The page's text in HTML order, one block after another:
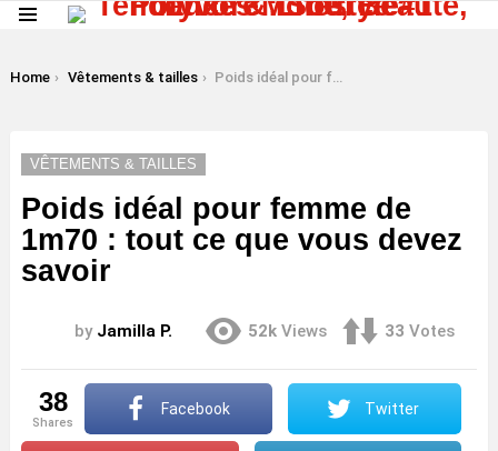
You are here:
Home Vêtements & tailles Poids idéal pour femme de 1m70 : tout ce que vous devez savoir
VÊTEMENTS & TAILLES
Poids idéal pour femme de
1m70 : tout ce que vous devez
savoir
by Jamilla P. 52k Views 33 Votes
38
shares
Facebook Twitter